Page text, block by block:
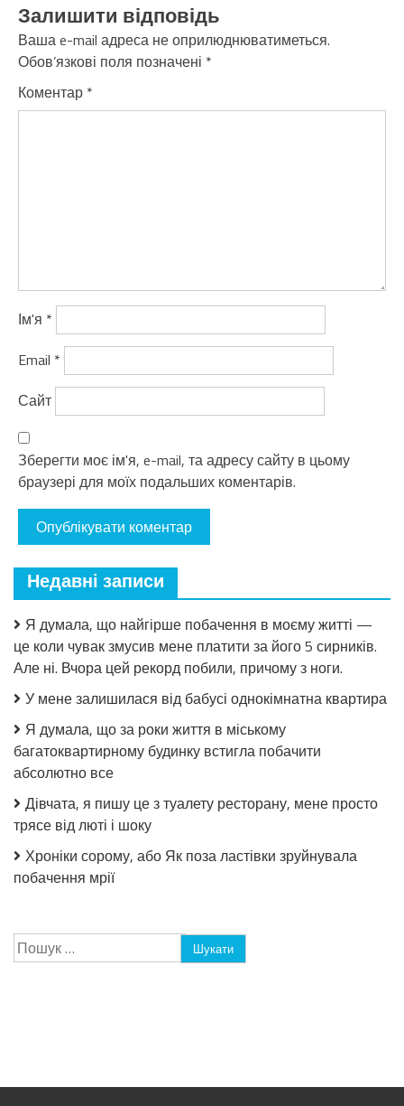
Залишити відповідь
Ваша e-mail адреса не оприлюднюватиметься.
Обов’язкові поля позначені *
Коментар *
Ім'я *
Email *
Сайт
Зберегти моє ім'я, e-mail, та адресу сайту в цьому
браузері для моїх подальших коментарів.
Недавні записи
Я думала, що найгірше побачення в моєму житті —
це коли чувак змусив мене платити за його 5 сирників.
Але ні. Вчора цей рекорд побили, причому з ноги.
У мене залишилася від бабусі однокімнатна квартира
Я думала, що за роки життя в міському
багатоквартирному будинку встигла побачити
абсолютно все
Дівчата, я пишу це з туалету ресторану, мене просто
трясе від люті і шоку
Хроніки сорому, або Як поза ластівки зруйнувала
побачення мрії
Пошук: